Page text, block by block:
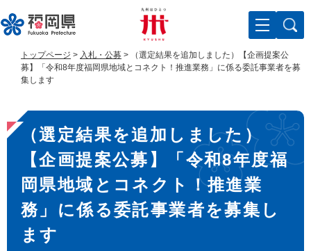
ー
ジ
。
ニ
ュ
て
本
トップページ > 入札・公募 >
（選定結果を追加しました）【企画提案公
募】「令和8年度福岡県地域とコネクト！推進業務」に係る委託事業者を募
集します
本
文
（選定結果を追加しました）
【企画提案公募】「令和8年度福
岡県地域とコネクト！推進業
務」に係る委託事業者を募集し
ます